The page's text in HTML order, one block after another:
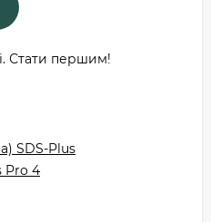
Стати першим!
SDS-Plus
Pro 4